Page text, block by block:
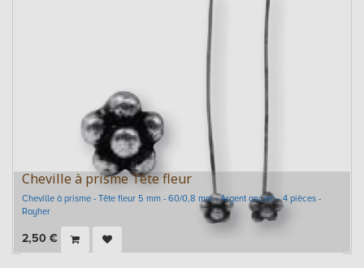
Cheville à prisme Tête fleur
Cheville à prisme - Tête fleur 5 mm - 60/0,8 mm - Argent ancien - 4 pièces -
Rayher
2,50 €